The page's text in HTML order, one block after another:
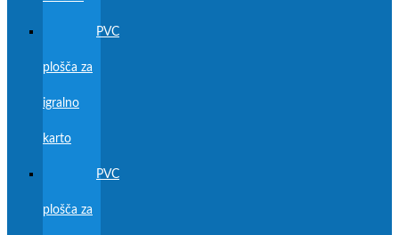
PVC
plošča za
igralno
karto
PVC
plošča za